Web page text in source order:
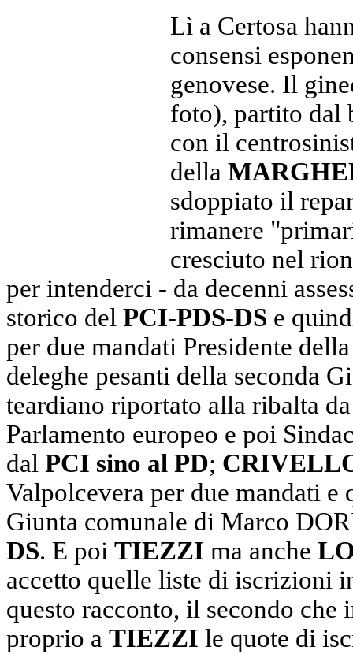
Lì a Certosa
consensi
genovese. Il
foto), partito dal
con il
della
sdoppiato il
rimanere
cresciuto nel
per intenderci - da decenni
storico del PCI-PDS-DS e
per due mandati Presidente
deleghe pesanti della seconda
teardiano riportato alla ribalta
Parlamento europeo e poi
dal PCI sino al PD;
Valpolcevera per due mandati e
Giunta comunale di Marco
DS. E poi TIEZZI ma anche
accetto quelle liste di iscrizioni
questo racconto, il secondo che
proprio a TIEZZI le quote di